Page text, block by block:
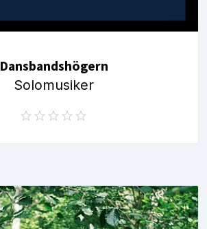
Dansbandshögern
Solomusiker